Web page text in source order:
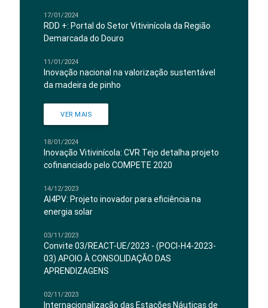
17/01/2024
RDD +: Portal do Setor Vitivinícola da Região
Demarcada do Douro
11/01/2024
Inovação nacional na valorização sustentável
da madeira de pinho
VER MAIS
18/01/2024
Inovação Vitivinícola: CVR Tejo detalha projeto
cofinanciado pelo COMPETE 2020
14/12/2023
AI4PV: Projeto inovador para eficiência na
energia solar
03/11/2023
Convite 03/REACT-UE/2023 - (POCI-H4-2023-
03) APOIO À CONSOLIDAÇÃO DAS
APRENDIZAGENS
02/11/2023
Internacionalização das Estações Náuticas de